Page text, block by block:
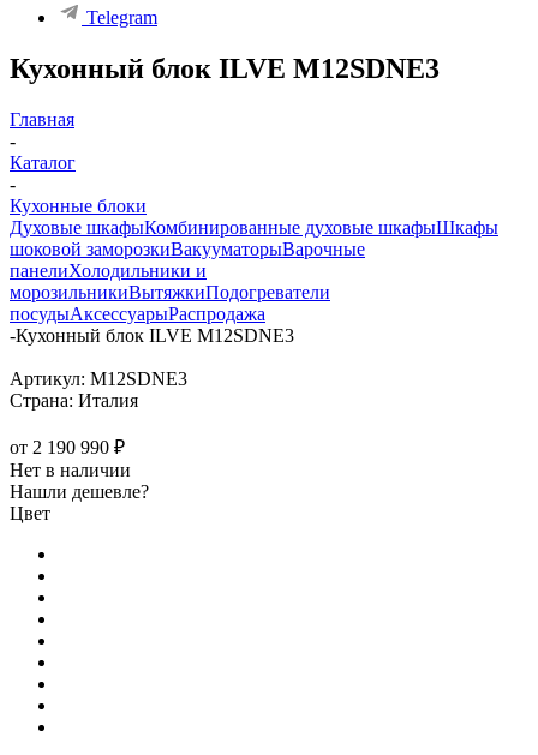
Telegram
Кухонный блок ILVE M12SDNE3
Главная
-
Каталог
-
Кухонные блоки
Духовые шкафыКомбинированные духовые шкафыШкафы
шоковой заморозкиВакууматорыВарочные
панелиХолодильники и
морозильникиВытяжкиПодогреватели
посудыАксессуарыРаспродажа
-Кухонный блок ILVE M12SDNE3
Артикул: M12SDNE3
Страна: Италия
от 2 190 990 ₽
Нет в наличии
Нашли дешевле?
Цвет